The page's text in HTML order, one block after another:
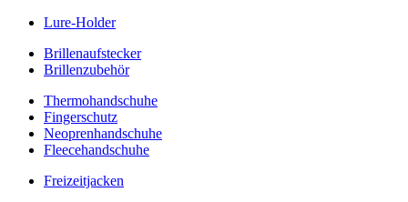
Lure-Holder
Brillenaufstecker
Brillenzubehör
Thermohandschuhe
Fingerschutz
Neoprenhandschuhe
Fleecehandschuhe
Freizeitjacken